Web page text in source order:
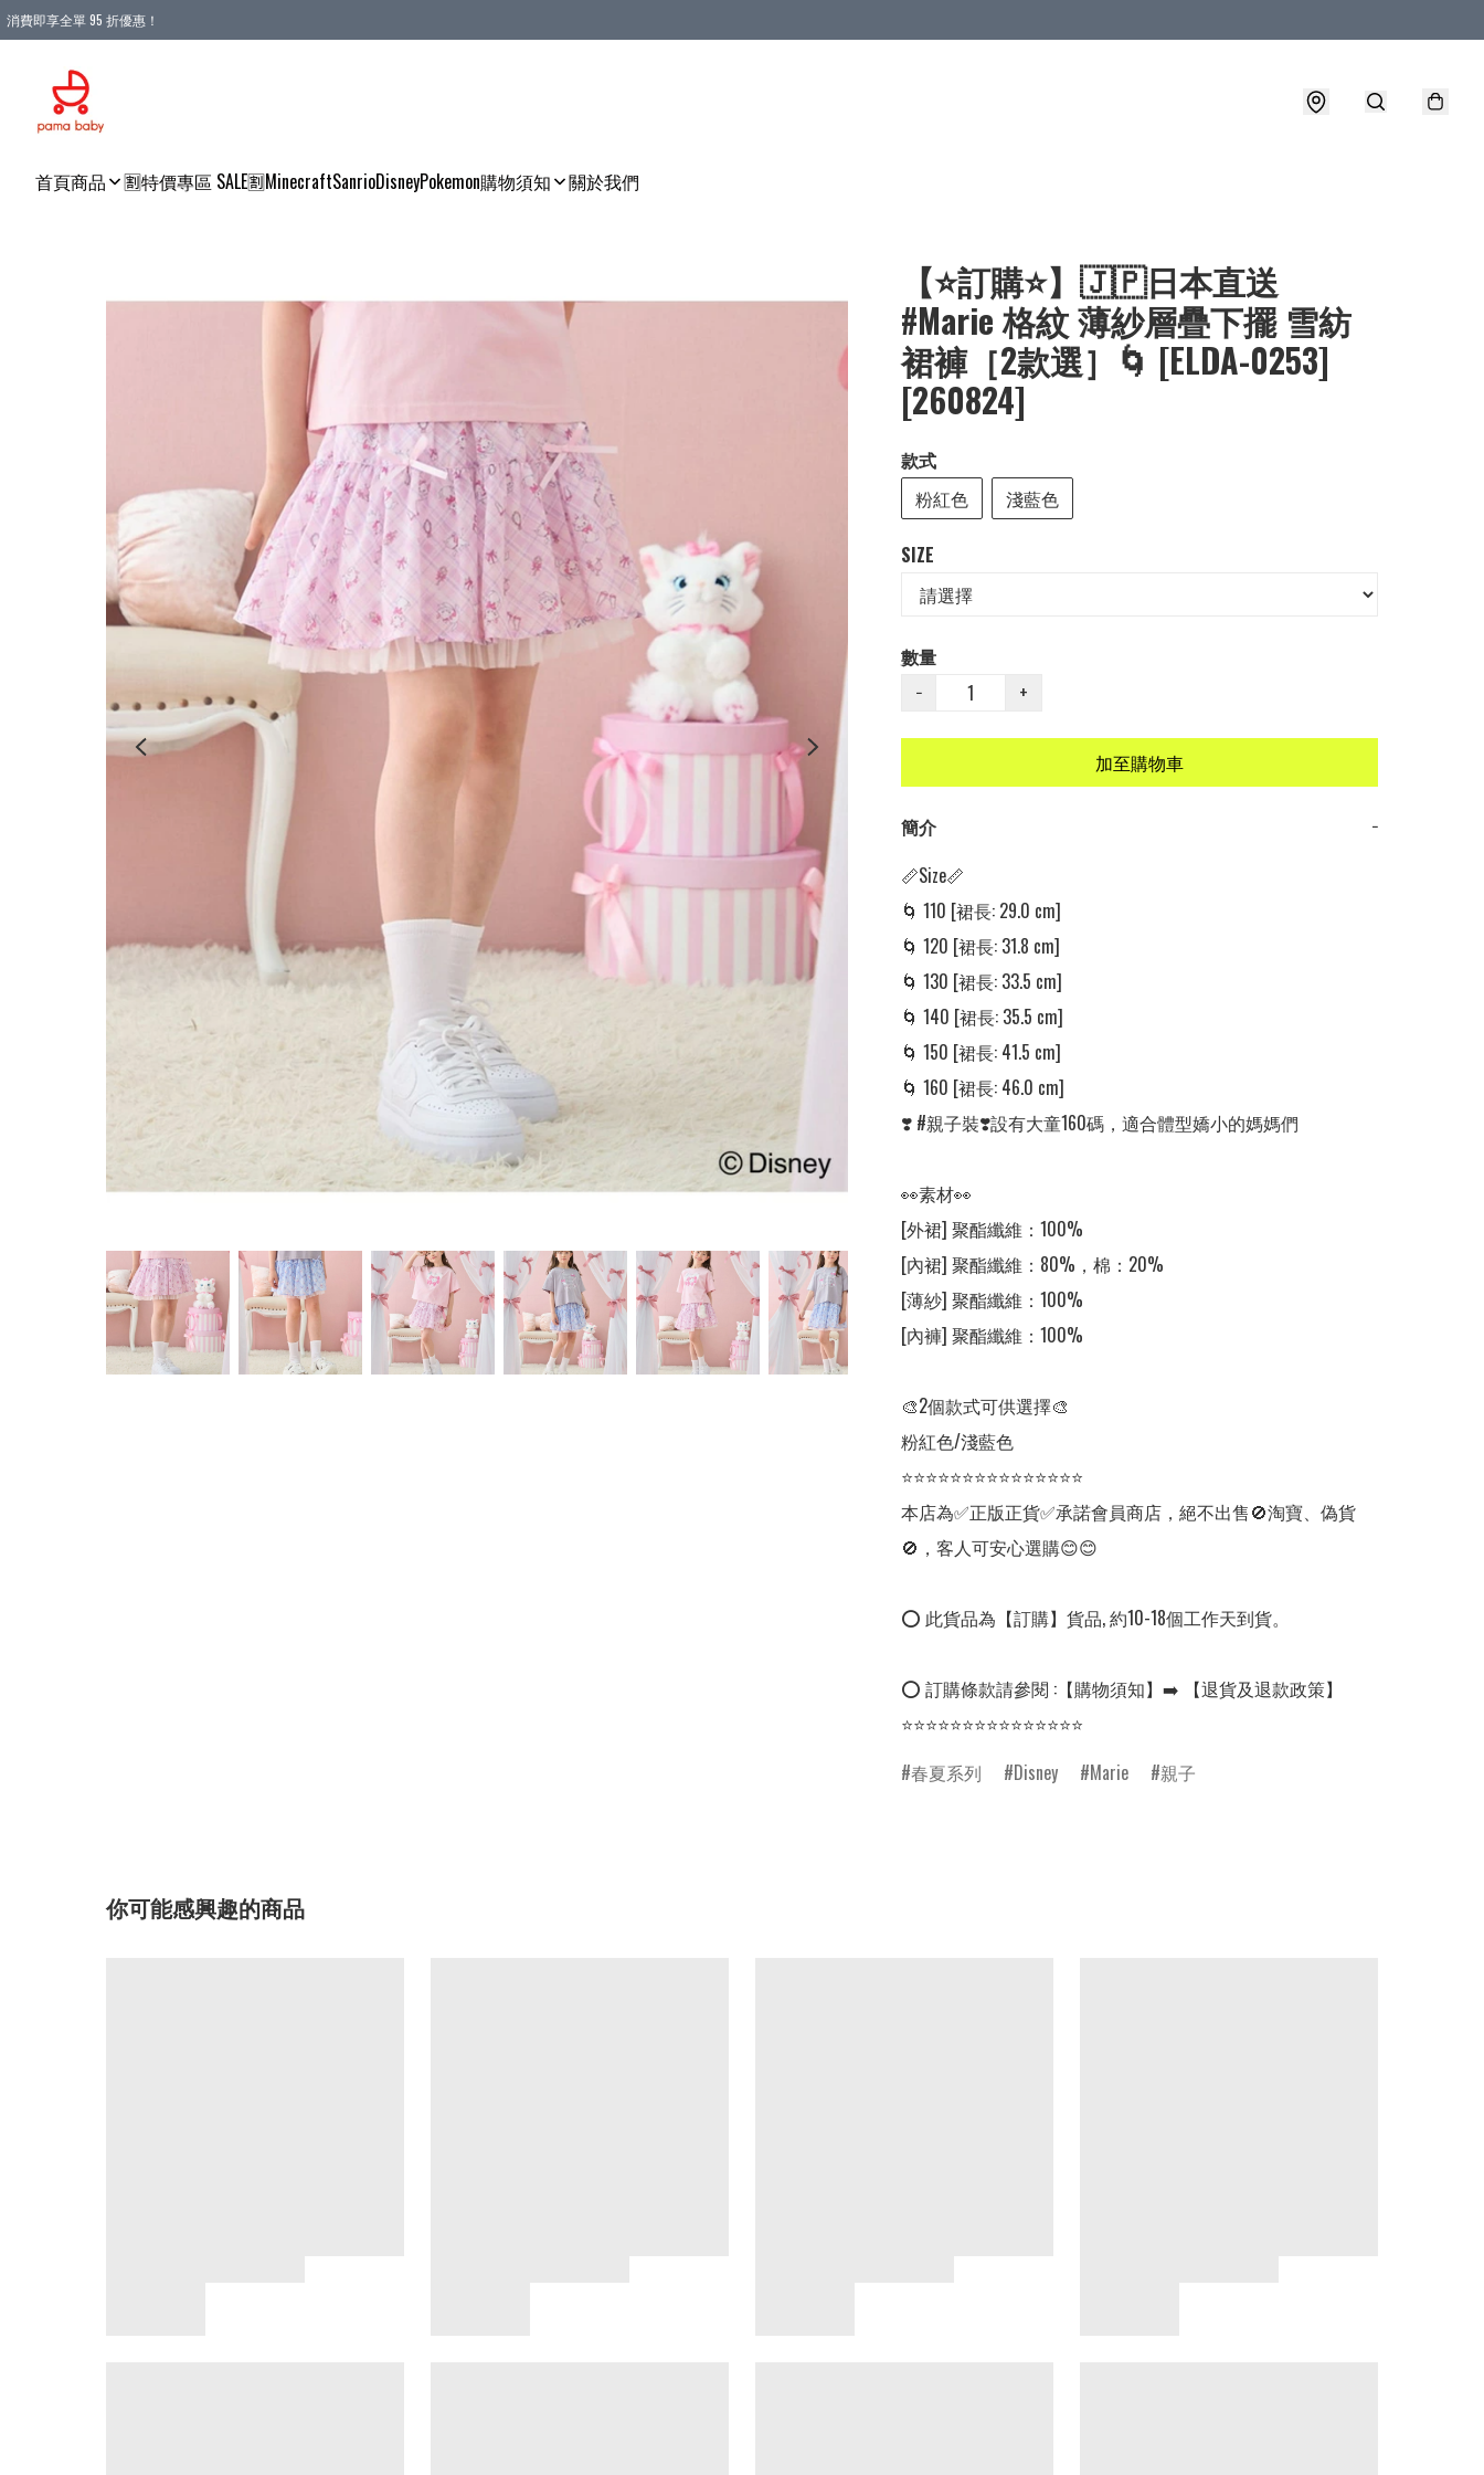
消費即享全單 95 折優惠！
首頁商品 🈹特價專區 SALE🈹MinecraftSanrioDisneyPokemon購物須知 關於我們
【⭐訂購⭐】🇯🇵日本直送
#Marie 格紋 薄紗層疊下擺 雪紡
裙褲［2款選］🌀 [ELDA-0253]
[260824]
款式
粉紅色
淺藍色
SIZE
數量
−
+
加至購物車
簡介
−
📏Size📏
🌀 110 [裙長: 29.0 cm]
🌀 120 [裙長: 31.8 cm]
🌀 130 [裙長: 33.5 cm]
🌀 140 [裙長: 35.5 cm]
🌀 150 [裙長: 41.5 cm]
🌀 160 [裙長: 46.0 cm]
❣️ #親子裝❣️設有大童160碼，適合體型嬌小的媽媽們
👀素材👀
[外裙] 聚酯纖維：100%
[內裙] 聚酯纖維：80%，棉：20%
[薄紗] 聚酯纖維：100%
[內褲] 聚酯纖維：100%
🎨2個款式可供選擇🎨
粉紅色/淺藍色
⭐⭐⭐⭐⭐⭐⭐⭐⭐⭐⭐⭐⭐⭐⭐
本店為✅正版正貨✅承諾會員商店，絕不出售🚫淘寶、偽貨
🚫，客人可安心選購😊😊
⭕ 此貨品為【訂購】貨品, 約10-18個工作天到貨。
⭕ 訂購條款請參閱 :【購物須知】➡️ 【退貨及退款政策】
⭐⭐⭐⭐⭐⭐⭐⭐⭐⭐⭐⭐⭐⭐⭐
春夏系列
Disney Marie 親子
你可能感興趣的商品